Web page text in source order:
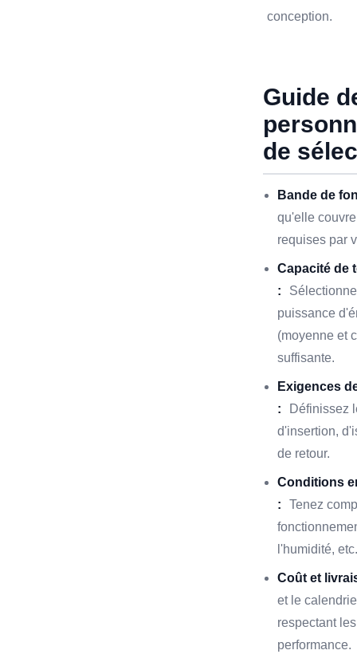
conception.
Guide
de
Bande de
qu'elle
requises par
Capacité de
:
puissance
(moyenne et
suffisante.
Exigences
:
Définissez
d'insertion,
de retour.
Conditions
:
Tenez
l'humidité, etc.
Coût et
et le
respectant
performance.